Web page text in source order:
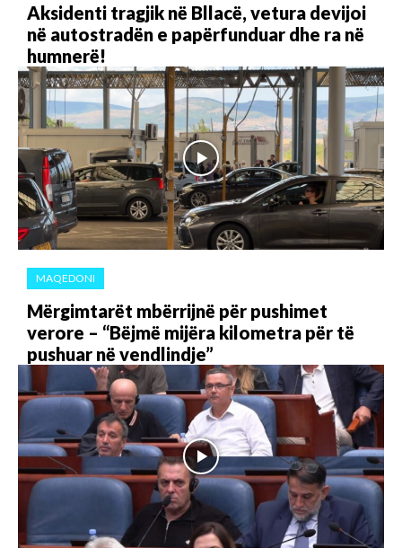
Aksidenti tragjik në Bllacë, vetura devijoi
në autostradën e papërfunduar dhe ra në
humnerë!
MAQEDONI
Mërgimtarët mbërrijnë për pushimet
verore – “Bëjmë mijëra kilometra për të
pushuar në vendlindje”